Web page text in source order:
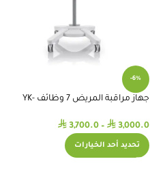
-6%
جهاز مراقبة المريض 7 وظائف YK-
⃁ 3,000.0
–
⃁ 3,700.0
تحديد أحد الخيارات